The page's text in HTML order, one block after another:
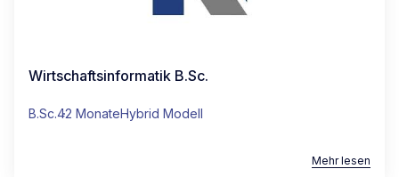
Wirtschaftsinformatik B.Sc.
B.Sc.42 MonateHybrid Modell
Mehr lesen